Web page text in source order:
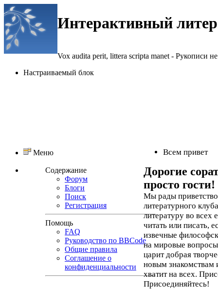
Интерактивный
Vox audita perit, littera scripta manet - Рукописи не
Настраиваемый блок
Меню
Содержание
Форум
Блоги
Поиск
Регистрация
Помощь
FAQ
Руководство по BBCode
Общие правила
Соглашение о
конфиденциальности
Всем привет
Дорогие
просто гости!
Мы рады
литературного
литературу во всех
читать или писать,
извечные
на мировые
царит добрая
новым знакомствам
хватит на всех.
Присоединяйтесь!